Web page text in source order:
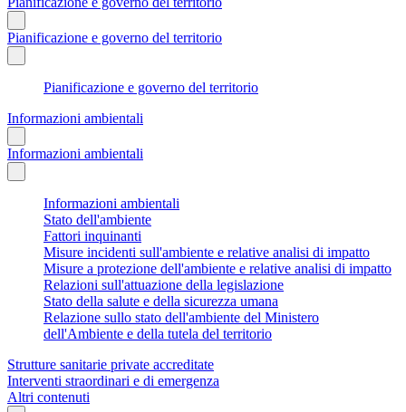
Pianificazione e governo del territorio
Pianificazione e governo del territorio
Informazioni ambientali
Informazioni ambientali
Informazioni ambientali
Stato dell'ambiente
Fattori inquinanti
Misure incidenti sull'ambiente e relative analisi di impatto
Misure a protezione dell'ambiente e relative analisi di impatto
Relazioni sull'attuazione della legislazione
Stato della salute e della sicurezza umana
Relazione sullo stato dell'ambiente del Ministero
dell'Ambiente e della tutela del territorio
Strutture sanitarie private accreditate
Interventi straordinari e di emergenza
Altri contenuti